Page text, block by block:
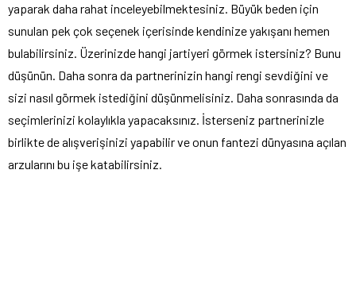
yaparak daha rahat inceleyebilmektesiniz. Büyük beden için
sunulan pek çok seçenek içerisinde kendinize yakışanı hemen
bulabilirsiniz. Üzerinizde hangi jartiyeri görmek istersiniz? Bunu
düşünün. Daha sonra da partnerinizin hangi rengi sevdiğini ve
sizi nasıl görmek istediğini düşünmelisiniz. Daha sonrasında da
seçimlerinizi kolaylıkla yapacaksınız. İsterseniz partnerinizle
birlikte de alışverişinizi yapabilir ve onun fantezi dünyasına açılan
arzularını bu işe katabilirsiniz.